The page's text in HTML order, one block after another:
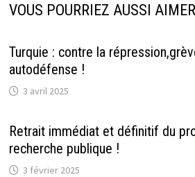
VOUS POURRIEZ AUSSI AIMER
Turquie : contre la
autodéfense !
3 avril 2025
Retrait immédiat et définitif du
recherche publique !
3 février 2025